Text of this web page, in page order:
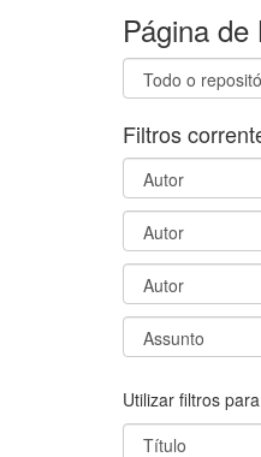
Página de
Filtros
Utilizar filtros